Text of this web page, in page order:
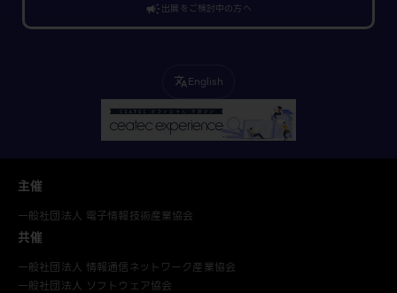
campaign出展をご検討中の方へ
translateEnglish
主催
一般社団法人 電子情報技術産業協会
共催
一般社団法人 情報通信ネットワーク産業協会
一般社団法人 ソフトウェア協会